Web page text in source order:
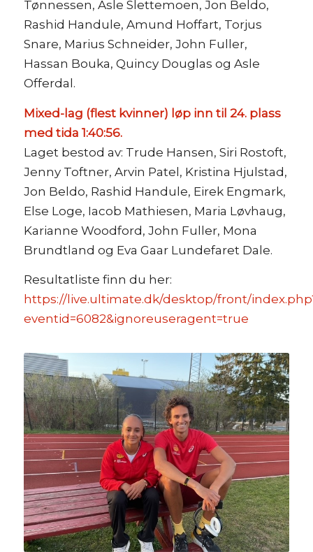
Tønnessen, Asle Slettemoen, Jon Beldo,
Rashid Handule, Amund Hoffart, Torjus
Snare, Marius Schneider, John Fuller,
Hassan Bouka, Quincy Douglas og Asle
Offerdal.
Mixed-lag (flest kvinner) løp inn til 24. plass
med tida 1:40:56.
Laget bestod av: Trude Hansen, Siri Rostoft,
Jenny Toftner, Arvin Patel, Kristina Hjulstad,
Jon Beldo, Rashid Handule, Eirek Engmark,
Else Loge, Iacob Mathiesen, Maria Løvhaug,
Karianne Woodford, John Fuller, Mona
Brundtland og Eva Gaar Lundefaret Dale.
Resultatliste finn du her:
https://live.ultimate.dk/desktop/front/
eventid=6082&ignoreuseragent=true